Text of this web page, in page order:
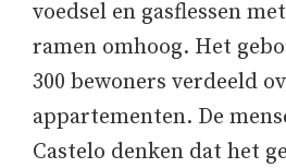
voedsel en gasflessen
ramen omhoog. Het
300 bewoners verdeeld
appartementen. De
Castelo denken dat het